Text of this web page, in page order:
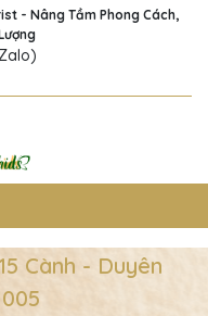
- Nâng Tầm Phong Cách,
Cành - Duyên